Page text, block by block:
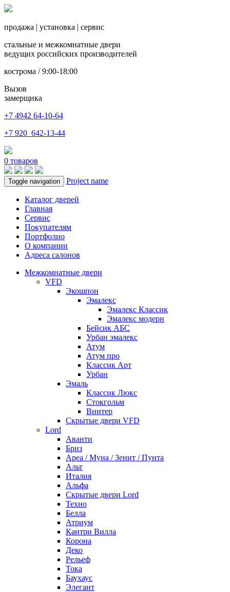
продажа | установка | сервис
стальные и межкомнатные двери
ведущих российских производителей
кострома / 9:00-18:00
Вызов
замерщика
+7 4942 64-10-64
+7 920 642-13-44
0 товаров
Toggle navigation Project name
Каталог дверей
Главная
Сервис
Покупателям
Портфолио
О компании
Адреса салонов
Межкомнатные двери
VFD
Экошпон
Эмалекс
Эмалекс Классик
Эмалекс модерн
Бейсик АБС
Урбан эмалекс
Атум
Атум про
Классик Арт
Урбан
Эмаль
Классик Люкс
Стокгольм
Винтер
Скрытые двери VFD
Lord
Аванти
Бриз
Ареа / Муна / Зенит / Пунта
Альт
Италия
Альфа
Скрытые двери Lord
Техно
Белла
Атриум
Кантри Вилла
Корона
Деко
Рельеф
Тока
Баухаус
Элегант